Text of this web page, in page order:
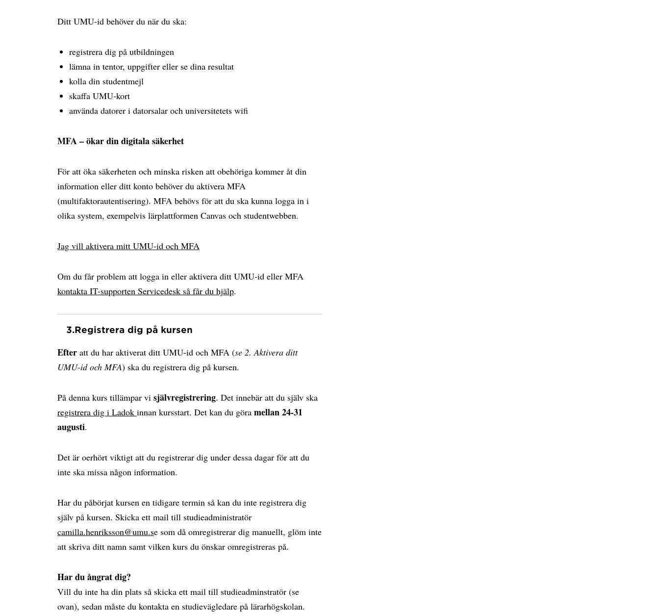
Ditt UMU-id behöver du när du ska:
registrera dig på utbildningen
lämna in tentor, uppgifter eller se dina resultat
kolla din studentmejl
skaffa UMU-kort
använda datorer i datorsalar och universitetets wifi
MFA – ökar din digitala säkerhet
För att öka säkerheten och minska risken att obehöriga kommer åt din
information eller ditt konto behöver du aktivera MFA
(multifaktorautentisering). MFA behövs för att du ska kunna logga in i
olika system, exempelvis lärplattformen Canvas och studentwebben.
Jag vill aktivera mitt UMU-id och MFA
Om du får problem att logga in eller aktivera ditt UMU-id eller MFA
kontakta IT-supporten Servicedesk så får du hjälp.
3.Registrera dig på kursen
Efter att du har aktiverat ditt UMU-id och MFA (se 2. Aktivera ditt
UMU-id och MFA) ska du registrera dig på kursen.
På denna kurs tillämpar vi självregistrering. Det innebär att du själv ska
registrera dig i Ladok innan kursstart. Det kan du göra mellan 24-31
augusti.
Det är oerhört viktigt att du registrerar dig under dessa dagar för att du
inte ska missa någon information.
Har du påbörjat kursen en tidigare termin så kan du inte registrera dig
själv på kursen. Skicka ett mail till studieadministratör
camilla.henriksson@umu.se som då omregistrerar dig manuellt, glöm inte
att skriva ditt namn samt vilken kurs du önskar omregistreras på.
Har du ångrat dig?
Vill du inte ha din plats så skicka ett mail till studieadminstratör (se
ovan), sedan måste du kontakta en studievägledare på lärarhögskolan.